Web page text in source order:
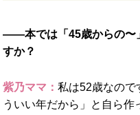
——本では「45歳からの〜
すか？
紫乃ママ： 私は52歳なので
ういい年だから」と自ら